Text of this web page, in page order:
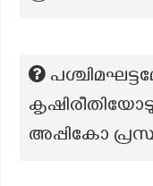
അപ്പികോ